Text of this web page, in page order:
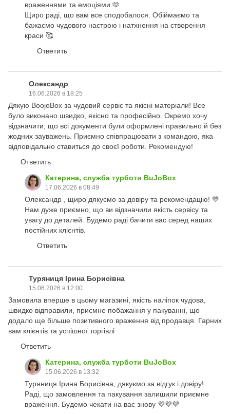
враженнями та емоціями 🫶
Щиро раді, що вам все сподобалося. Обіймаємо та
бажаємо чудового настрою і натхнення на створення
краси 🥰
Ответить
Олександр
16.06.2026 в 18:25
Дякую BoojoBox за чудовий сервіс та якісні матеріали! Все
було виконано швидко, якісно та професійно. Окремо хочу
відзначити, що всі документи були оформлені правильно й без
жодних зауважень. Приємно співпрацювати з командою, яка
відповідально ставиться до своєї роботи. Рекомендую!
Ответить
Катерина, служба турботи BuJoBox
17.06.2026 в 08:49
Олександр , щиро дякуємо за довіру та рекомендацію! 💛
Нам дуже приємно, що ви відзначили якість сервісу та
увагу до деталей. Будемо раді бачити вас серед наших
постійних клієнтів.
Ответить
Туряниця Ірина Борисівна
15.06.2026 в 12:00
Замовила вперше в цьому магазині, якість наліпок чудова,
швидко відправили, приємне побажання у пакуванні, що
додало ще більше позитивного враження від продавця. Гарних
вам клієнтів та успішної торгівлі
Ответить
Катерина, служба турботи BuJoBox
15.06.2026 в 13:32
Туряниця Ірина Борисівна, дякуємо за відгук і довіру!
Раді, що замовлення та пакування залишили приємне
враження. Будемо чекати на вас знову 💜💜💜